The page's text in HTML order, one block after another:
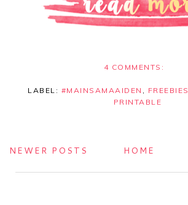
4 COMMENTS:
LABEL: #MAINSAMAAIDEN FREEBIES
PRINTABLE
NEWER POSTS HOME